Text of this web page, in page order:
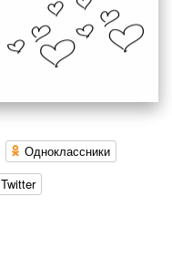
Одноклассники
Twitter